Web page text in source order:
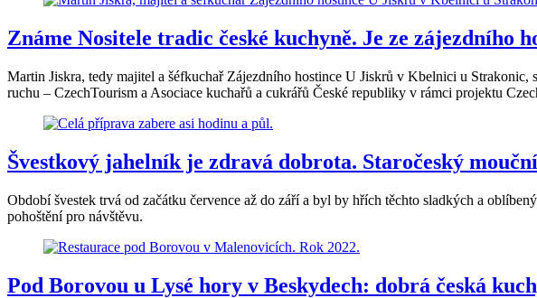
Známe Nositele tradic české kuchyně. Je ze zájezdního
Martin Jiskra, tedy majitel a šéfkuchař Zájezdního hostince U Jiskrů v Kbelnici u
ruchu – CzechTourism a Asociace kuchařů a cukrářů České republiky v rámci projektu
Švestkový jahelník je zdravá dobrota. Staročeský
Období švestek trvá od začátku července až do září a byl by hřích těchto sladkých a
pohoštění pro návštěvu.
Pod Borovou u Lysé hory v Beskydech: dobrá česká